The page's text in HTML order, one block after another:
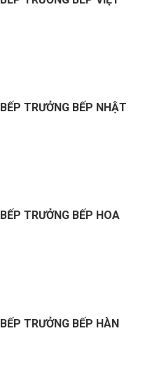
BẾP TRƯỞNG BẾP NHẬT
BẾP TRƯỞNG BẾP HOA
BẾP TRƯỞNG BẾP HÀN